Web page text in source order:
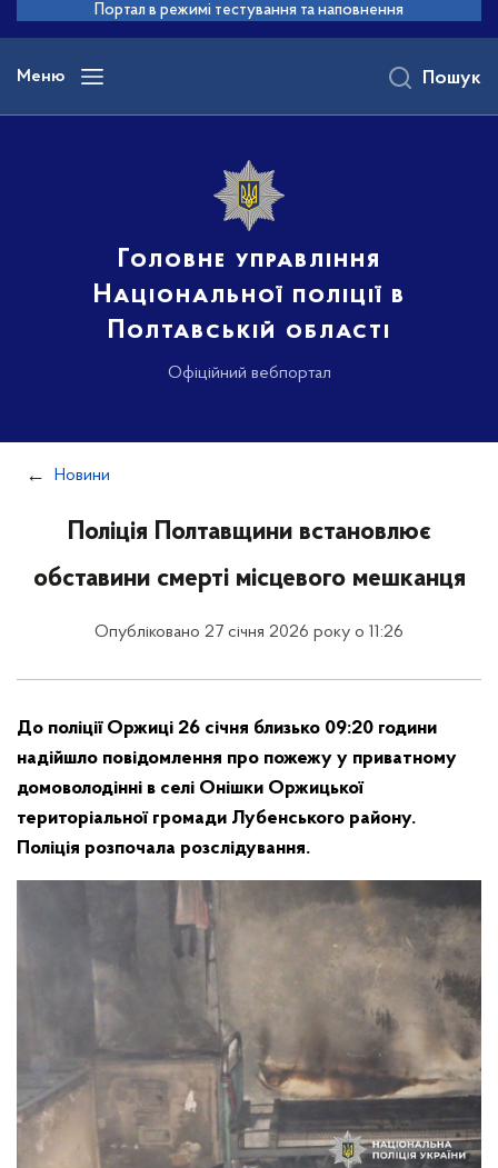
основного
вмісту
Портал в режимі тестування та наповнення
Меню
Головне управління
Національної поліції в
Полтавській області
Офіційний вебпортал
Пошук
Новини
Поліція Полтавщини встановлює
обставини смерті місцевого мешканця
Опубліковано 27 січня 2026 року о 11:26
До поліції Оржиці 26 січня близько 09:20 години
надійшло повідомлення про пожежу у приватному
домоволодінні в селі Онішки Оржицької
територіальної громади Лубенського району.
Поліція розпочала розслідування.